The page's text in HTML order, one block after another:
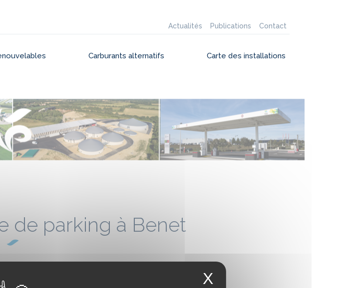
Actualités Publications Contact
Carburants alternatifs Carte des installations
de parking à Benet
X